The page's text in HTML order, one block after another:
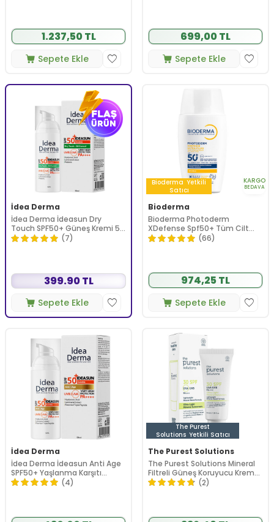
1.237,50 TL
Sepete Ekle
699,00 TL
Sepete Ekle
İdea Derma
İdea Derma İdeasun Dry
Touch SPF50+ Güneş Kremi 50
ml
(7)
399.90 TL
Sepete Ekle
Bioderma Yetkili
Satıcı
KARGO
BEDAVA
Bioderma
Bioderma Photoderm
XDefense Spf50+ Tüm Cilt
Tipleri İçin Renksiz Güneş
(66)
974,25 TL
Sepete Ekle
İdea Derma
İdea Derma İdeasun Anti Age
SPF50+ Yaşlanma Karşıtı
Güneş Kremi 50 ml
(4)
The Purest
Solutions Yetkili Satıcı
The Purest Solutions
The Purest Solutions Mineral
Filtreli Güneş Koruyucu Krem
SPF 30 40 ml (2)